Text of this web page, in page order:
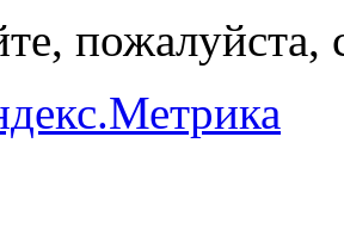
пожалуйста,